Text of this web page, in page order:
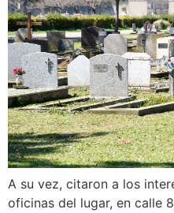
A su vez, citaron a los
oficinas del lugar, en calle